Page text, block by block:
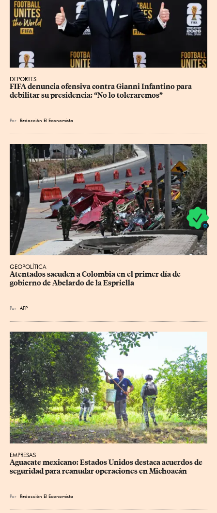
DEPORTES
FIFA denuncia ofensiva contra Gianni Infantino para
debilitar su presidencia: “No lo toleraremos”
Por Redacción El Economista
GEOPOLÍTICA
Atentados sacuden a Colombia en el primer día de
gobierno de Abelardo de la Espriella
Por AFP
EMPRESAS
Aguacate mexicano: Estados Unidos destaca acuerdos de
seguridad para reanudar operaciones en Michoacán
Por Redacción El Economista